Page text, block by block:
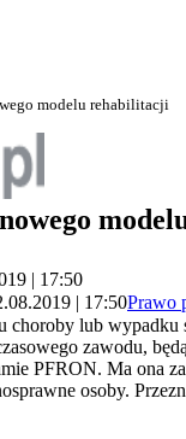
modelu rehabilitacji
| 17:50
| 17:50Prawo
choroby lub wypadku
zawodu,
PFRON. Ma ona
osoby.